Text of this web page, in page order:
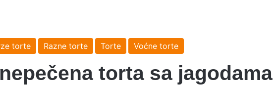
torte Razne torte Torte Voćne torte
torta sa jagodama